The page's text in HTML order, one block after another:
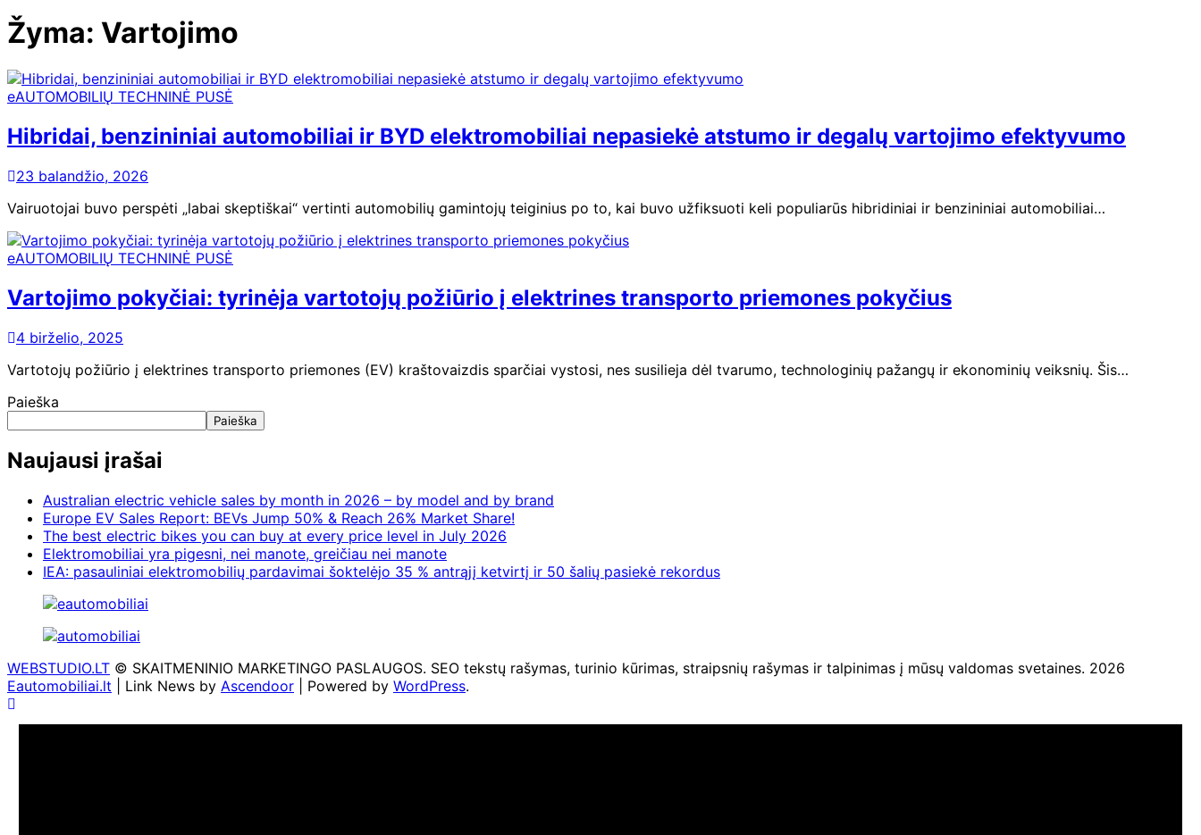
Žyma: Vartojimo
eAUTOMOBILIŲ TECHNINĖ PUSĖ
Hibridai, benzininiai automobiliai ir BYD elektromobiliai nepasiekė atstumo ir degalų vartojimo efektyvumo
23 balandžio, 2026
Vairuotojai buvo perspėti „labai skeptiškai“ vertinti automobilių gamintojų teiginius po to, kai buvo užfiksuoti keli populiarūs hibridiniai ir benzininiai automobiliai…
eAUTOMOBILIŲ TECHNINĖ PUSĖ
Vartojimo pokyčiai: tyrinėja vartotojų požiūrio į elektrines transporto priemones pokyčius
4 birželio, 2025
Vartotojų požiūrio į elektrines transporto priemones (EV) kraštovaizdis sparčiai vystosi, nes susilieja dėl tvarumo, technologinių pažangų ir ekonominių veiksnių. Šis…
Paieška
Paieška
Naujausi įrašai
Australian electric vehicle sales by month in 2026 – by model and by brand
Europe EV Sales Report: BEVs Jump 50% & Reach 26% Market Share!
The best electric bikes you can buy at every price level in July 2026
Elektromobiliai yra pigesni, nei manote, greičiau nei manote
IEA: pasauliniai elektromobilių pardavimai šoktelėjo 35 % antrąjį ketvirtį ir 50 šalių pasiekė rekordus
WEBSTUDIO.LT © SKAITMENINIO MARKETINGO PASLAUGOS. SEO tekstų rašymas, turinio kūrimas, straipsnių rašymas ir talpinimas į mūsų valdomas svetaines. 2026
Eautomobiliai.lt | Link News by Ascendoor | Powered by WordPress.